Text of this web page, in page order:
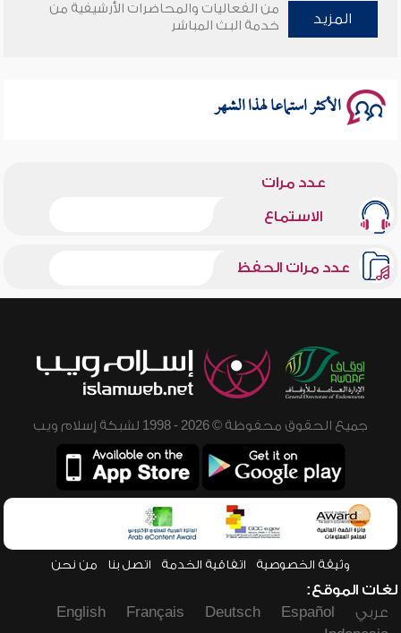
المزيد
من الفعاليات والمحاضرات الأرشيفية من
خدمة البث المباشر
الأكثر استماعا لهذا الشهر
عدد مرات
الاستماع
عدد مرات الحفظ
جميع الحقوق محفوظة © 2026 - 1998 لشبكة إسلام ويب
وثيقة الخصوصية اتفاقية الخدمة اتصل بنا من نحن
لغات الموقع:
عربي
Español
Deutsch
Français
English